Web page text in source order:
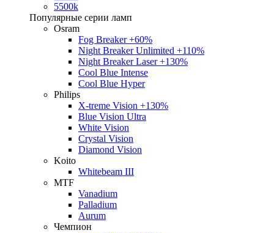
5500k
Популярные серии ламп
Osram
Fog Breaker +60%
Night Breaker Unlimited +110%
Night Breaker Laser +130%
Cool Blue Intense
Cool Blue Hyper
Philips
X-treme Vision +130%
Blue Vision Ultra
White Vision
Crystal Vision
Diamond Vision
Koito
Whitebeam III
MTF
Vanadium
Palladium
Aurum
Чемпион